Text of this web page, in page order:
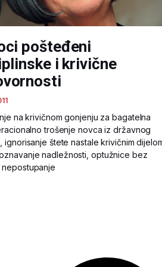
pošteđeni
i krivične
na krivičnom gonjenju za bagatelna
trošenje novca iz državnog
ignorisanje štete nastale krivičnim
nadležnosti, optužnice bez